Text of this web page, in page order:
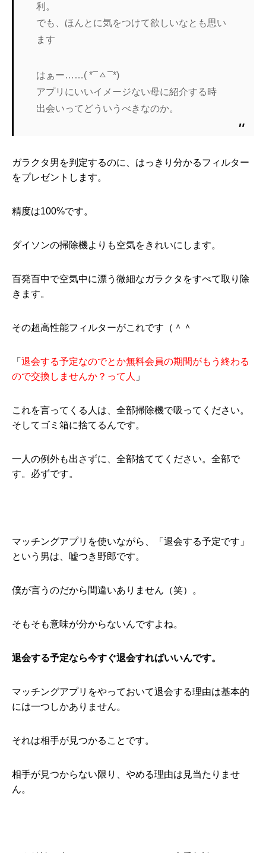
利。
でも、ほんとに気をつけて欲しいなとも思い
ます
はぁー……( *¯ㅿ¯*)
アプリにいいイメージない母に紹介する時
出会いってどういうべきなのか。
ガラクタ男を判定するのに、はっきり分かるフィルター
をプレゼントします。
精度は100%です。
ダイソンの掃除機よりも空気をきれいにします。
百発百中で空気中に漂う微細なガラクタをすべて取り除
きます。
その超高性能フィルターがこれです（＾＾
「 退会する予定なのでとか無料会員の期間がもう終わる
ので交換しませんか？って人 」
これを言ってくる人は、全部掃除機で吸ってください。
そしてゴミ箱に捨てるんです。
一人の例外も出さずに、全部捨ててください。全部で
す。必ずです。
マッチングアプリを使いながら、「退会する予定です」
という男は、嘘つき野郎です。
僕が言うのだから間違いありません（笑）。
そもそも意味が分からないんですよね。
退会する予定なら今すぐ退会すればいいんです。
マッチングアプリをやっておいて退会する理由は基本的
には一つしかありません。
それは相手が見つかることです。
相手が見つからない限り、やめる理由は見当たりませ
ん。